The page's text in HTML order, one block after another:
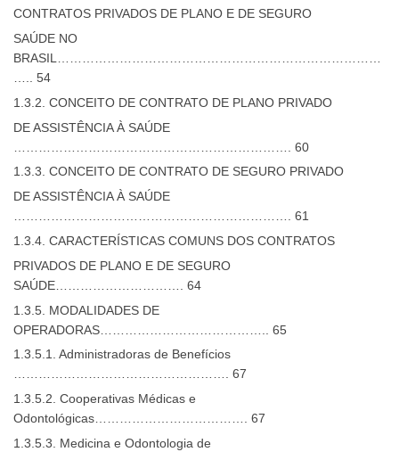
CONTRATOS PRIVADOS DE PLANO E DE SEGURO
SAÚDE NO
BRASIL……………………………………………………………………
….. 54
1.3.2. CONCEITO DE CONTRATO DE PLANO PRIVADO
DE ASSISTÊNCIA À SAÚDE
…………………………………………………………. 60
1.3.3. CONCEITO DE CONTRATO DE SEGURO PRIVADO
DE ASSISTÊNCIA À SAÚDE
…………………………………………………………. 61
1.3.4. CARACTERÍSTICAS COMUNS DOS CONTRATOS
PRIVADOS DE PLANO E DE SEGURO
SAÚDE…………………………. 64
1.3.5. MODALIDADES DE
OPERADORAS………………………………….. 65
1.3.5.1. Administradoras de Benefícios
……………………………………………. 67
1.3.5.2. Cooperativas Médicas e
Odontológicas………………………………. 67
1.3.5.3. Medicina e Odontologia de